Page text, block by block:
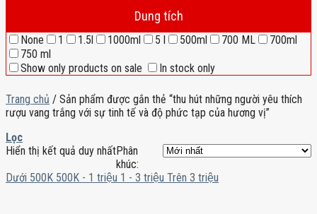
Dung tích
None 1 1.5l 1000ml 5 l 500ml 700 ML
700ml
750 ml
Show only products on sale
In stock only
Trang chủ / Sản phẩm được gắn thẻ “thu hút những người yêu thích
rượu vang trắng với sự tinh tế và độ phức tạp của hương vị”
Lọc
Hiển thị kết quả duy nhấtPhân
khúc:
Dưới 500K 500K - 1 triệu 1 - 3 triệu Trên 3 triệu